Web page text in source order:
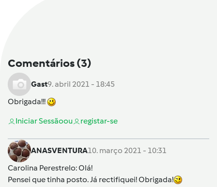
Comentários(3)
Gast9. abril 2021 - 18:45
Obrigada!!!
Iniciar Sessãoou registar-se
ANASVENTURA10. março 2021 - 10:31
Carolina Perestrelo: Olá!
Pensei que tinha posto. Já rectifiquei! Obrigada!